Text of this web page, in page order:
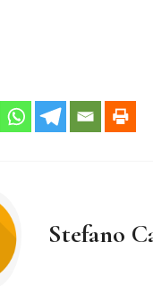
Stefano